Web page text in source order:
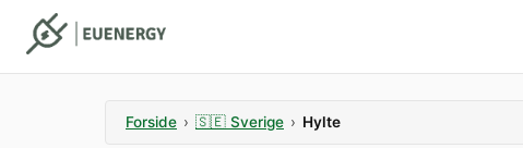
Forside › 🇸🇪 Sverige › Hylte